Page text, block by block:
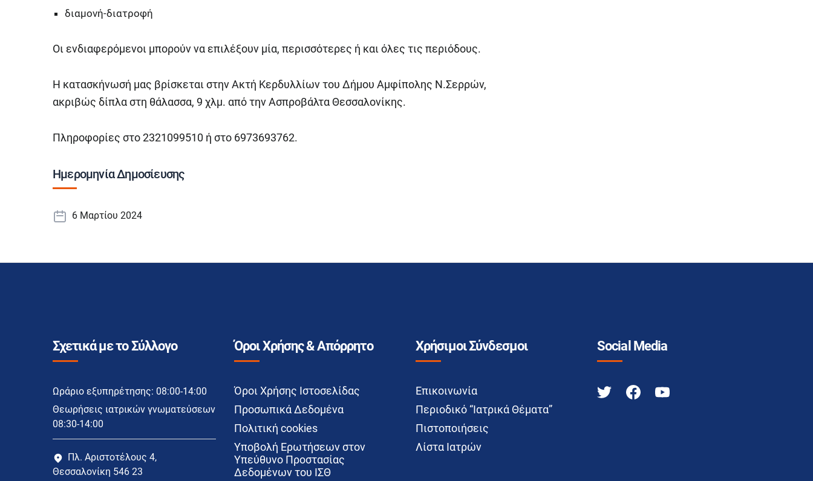
διαμονή-διατροφή
Οι ενδιαφερόμενοι μπορούν να επιλέξουν μία, περισσότερες ή και όλες τις περιόδους.
Η κατασκήνωσή μας βρίσκεται στην Ακτή Κερδυλλίων του Δήμου Αμφίπολης Ν.Σερρών,
ακριβώς δίπλα στη θάλασσα, 9 χλμ. από την Ασπροβάλτα Θεσσαλονίκης.
Πληροφορίες στο 2321099510 ή στο 6973693762.
Ημερομηνία Δημοσίευσης
6 Μαρτίου 2024
Σχετικά με το Σύλλογο
Ωράριο εξυπηρέτησης: 08:00-14:00
Θεωρήσεις ιατρικών γνωματεύσεων
08:30-14:00
Πλ. Αριστοτέλους 4,
Θεσσαλονίκη 546 23
Όροι Χρήσης & Απόρρητο
Όροι Χρήσης Ιστοσελίδας
Προσωπικά Δεδομένα
Πολιτική cookies
Υποβολή Ερωτήσεων στον
Υπεύθυνο Προστασίας
Δεδομένων του ΙΣΘ
Χρήσιμοι Σύνδεσμοι
Επικοινωνία
Περιοδικό “Ιατρικά Θέματα”
Πιστοποιήσεις
Λίστα Ιατρών
Social Media